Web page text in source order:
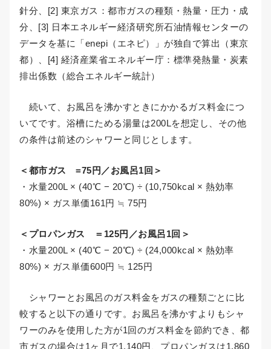
針分、[2] 東京ガス：都市ガスの種類・熱量・圧力・成
分、[3] 日本エネルギー経済研究所石油情報センターの
データを基に「enepi（エネピ）」が独自で算出（東京
都）、[4] 経済産業省エネルギー庁：標準発熱量・炭素
排出係数（総合エネルギー統計）
続いて、お風呂を沸かすときにかかるガス料金につ
いてです。浴槽にためる湯量は200Lを想定し、その他
の条件は前述のシャワーと同じとします。
＜都市ガス =75円／お風呂1回＞
・水量200L × (40℃ − 20℃) ÷ (10,750kcal × 熱効率
80%) × ガス単価161円 ≒ 75円
＜プロパンガス ＝125円／お風呂1回＞
・水量200L × (40℃ − 20℃) ÷ (24,000kcal × 熱効率
80%) × ガス単価600円 ≒ 125円
シャワーとお風呂のガス料金をガスの種類ごとに比
較すると以下の通りです。お風呂を沸かすよりもシャ
ワーのみを使用した方が1回のガス料金を節約でき、都
市ガスの場合は1ヶ月で1,140円、プロパンガスは1,860